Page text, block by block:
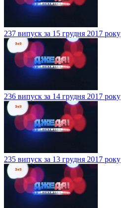
237 випуск за 15 грудня 2017 року
236 випуск за 14 грудня 2017 року
235 випуск за 13 грудня 2017 року